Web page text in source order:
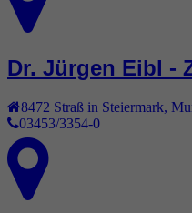
Dr. Jürgen Eibl -
8472 Straß in Steiermark
03453/3354-0